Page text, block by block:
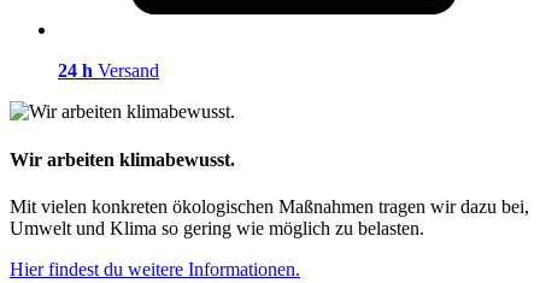
24 h Versand
Wir arbeiten klimabewusst.
Mit vielen konkreten ökologischen Maßnahmen tragen wir dazu bei,
Umwelt und Klima so gering wie möglich zu belasten.
Hier findest du weitere Informationen.